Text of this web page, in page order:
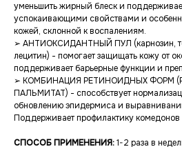
уменьшить жирный блеск и
успокаивающими свойствами и
кожей, склонной к воспалениям.
➢ АНТИОКСИДАНТНЫЙ ПУЛ (карнозин,
лецитин) - помогает защищать кожу от
поддерживает барьерные функции и
➢ КОМБИНАЦИЯ РЕТИНОИДНЫХ ФОРМ
ПАЛЬМИТАТ) - способствует
обновлению эпидермиса и
Поддерживает профилактику комедонов
СПОСОБ ПРИМЕНЕНИЯ:1-2 раза в